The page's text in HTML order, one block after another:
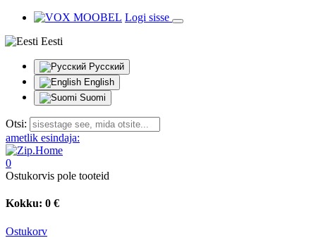
Logi sisse
Eesti
Русский
English
Suomi
Otsi:
ametlik esindaja:
0
Ostukorvis pole tooteid
Kokku: 0 €
Ostukorv